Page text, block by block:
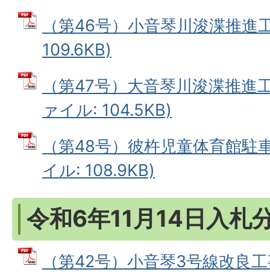
（第46号）小音琴川浚渫推進
109.6KB)
（第47号）大音琴川浚渫推進
ァイル: 104.5KB)
（第48号）彼杵児童体育館駐
イル: 108.9KB)
令和6年11月14日入札
（第42号）小音琴3号線改良